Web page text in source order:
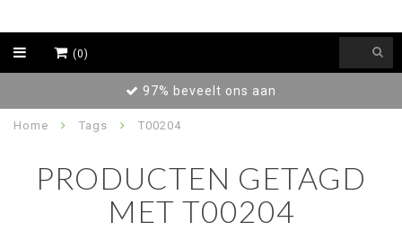
(0)
97% beveelt ons aan
Home Tags T00204
PRODUCTEN GETAGD
MET T00204